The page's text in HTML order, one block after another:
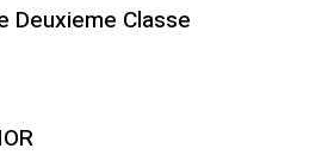
Deuxieme Classe